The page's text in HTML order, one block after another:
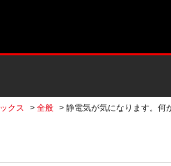
クス > 全般 > 静電気が気になります。何